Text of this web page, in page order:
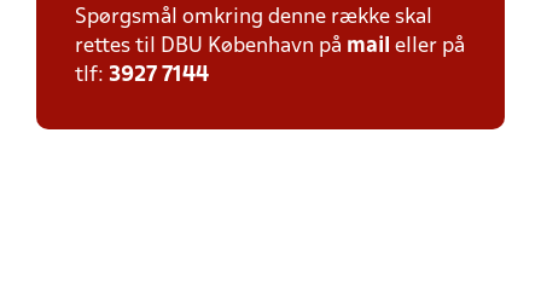
Spørgsmål omkring denne række skal
rettes til DBU København på mail eller på
tlf: 3927 7144